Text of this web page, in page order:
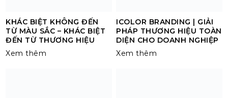
KHÁC BIỆT KHÔNG ĐẾN
TỪ MÀU SẮC – KHÁC BIỆT
ĐẾN TỪ THƯƠNG HIỆU
Xem thêm
ICOLOR BRANDING | GIẢI
PHÁP THƯƠNG HIỆU TOÀN
DIỆN CHO DOANH NGHIỆP
Xem thêm